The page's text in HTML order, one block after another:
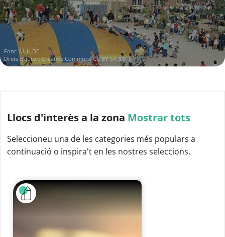
Font:M_H.DE
Drets d'autor:Creative Commons CC BY-SA 3.0
Llocs d'interèsa la zona Mostrar tots
Seleccioneu una de les categories més populars a
continuació o inspira't en les nostres seleccions.